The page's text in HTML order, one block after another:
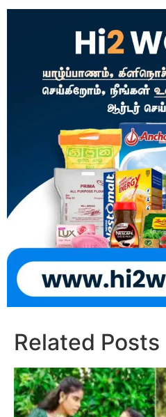
Related Posts